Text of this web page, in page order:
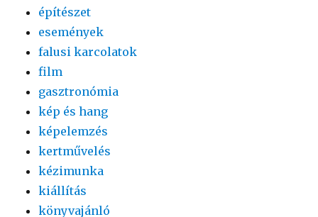
építészet
események
falusi karcolatok
film
gasztronómia
kép és hang
képelemzés
kertművelés
kézimunka
kiállítás
könyvajánló